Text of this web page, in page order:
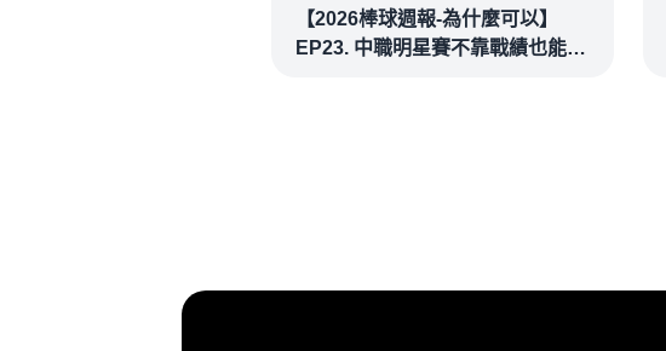
【2026棒球週報-為什麼可以】
EP23. 中職明星賽不靠戰績也能滿